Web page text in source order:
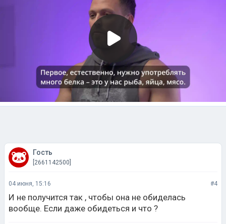
Гость
[2661142500]
04 июня, 15:16 #4
И не получится так , чтобы она не обиделась
вообще. Если даже обидеться и что ?